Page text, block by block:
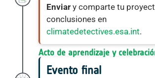
Enviary comparte tu
conclusiones en
climatedetectives.esa.int.
Acto de aprendizaje y
Evento final